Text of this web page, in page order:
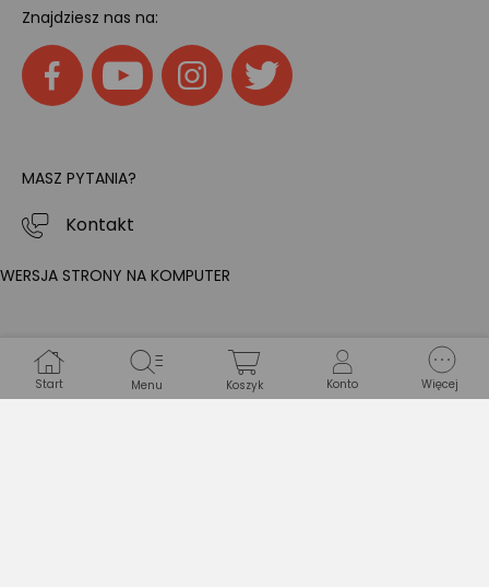
Znajdziesz nas na:
MASZ PYTANIA?
Kontakt
WERSJA STRONY NA KOMPUTER
Start Menu Koszyk Konto Więcej